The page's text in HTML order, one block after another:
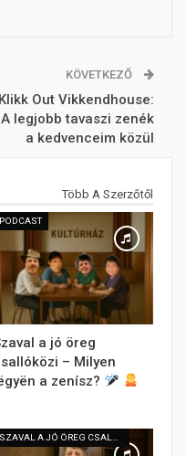
KÖVETKEZŐ
Klikk Out Vikkendhouse:
A legjobb tavaszi zenék
a kedvenceim közül
Több A Szerzőtől
PODCAST
a jó öreg
– Milyen
a zenísz?